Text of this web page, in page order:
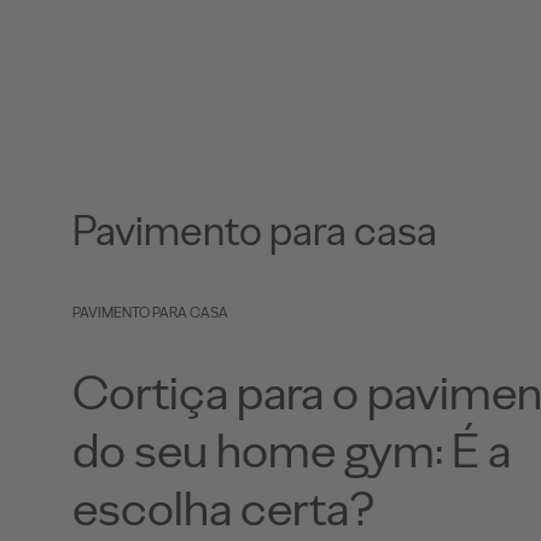
Pavimento para casa
PAVIMENTO PARA CASA
Cortiça para o
do seu home gym: É a
escolha certa?